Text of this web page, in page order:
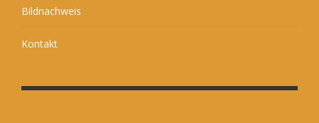
Bildnachweis
Kontakt